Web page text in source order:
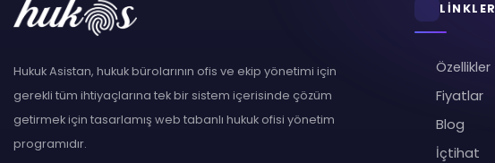
Hukuk Asistan, hukuk bürolarının ofis ve ekip yönetimi için
gerekli tüm ihtiyaçlarına tek bir sistem içerisinde çözüm
getirmek için tasarlamış web tabanlı hukuk ofisi yönetim
programıdır.
LİNKLER
Özellikler
Fiyatlar
Blog
İçtihat